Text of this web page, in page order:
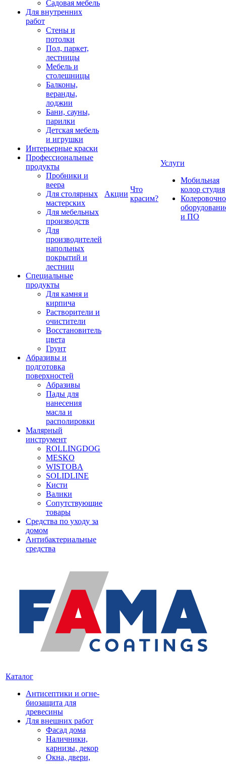
Садовая мебель
Для внутренних
работ
Стены и
потолки
Пол, паркет,
лестницы
Мебель и
столешницы
Балконы,
веранды,
лоджии
Бани, сауны,
парилки
Детская мебель
и игрушки
Интерьерные краски
Профессиональные
продукты
Пробники и
веера
Для столярных
мастерских
Для мебельных
производств
Для
производителей
напольных
покрытий и
лестниц
Специальные
продукты
Для камня и
кирпича
Растворители и
очистители
Восстановитель
цвета
Грунт
Абразивы и
подготовка
поверхностей
Абразивы
Пады для
нанесения
масла и
располировки
Малярный
инструмент
ROLLINGDOG
MESKO
WISTOBA
SOLIDLINE
Кисти
Валики
Сопутствующие
товары
Средства по уходу за
домом
Антибактериальные
средства
Акции
Что
красим?
Услуги
Мобильная
колор студия
и ПО
Каталог
Антисептики и огне-
биозащита для
древесины
Для внешних работ
Фасад дома
Наличники,
карнизы, декор
Окна, двери,